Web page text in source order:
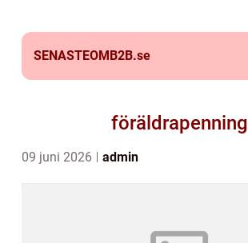
SENASTEOMB2B.se
föräldrapenning
09 juni 2026 admin